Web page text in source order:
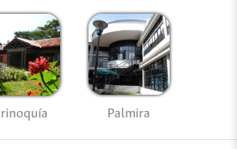
Palmira